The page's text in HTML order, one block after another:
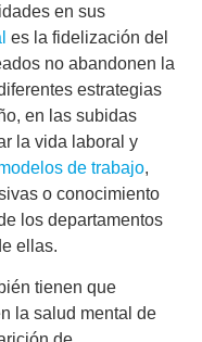
en sus
es la fidelización del
no abandonen la
estrategias
en las subidas
la vida laboral y
de trabajo,
o conocimiento
los departamentos
ellas.
tienen que
la salud mental de